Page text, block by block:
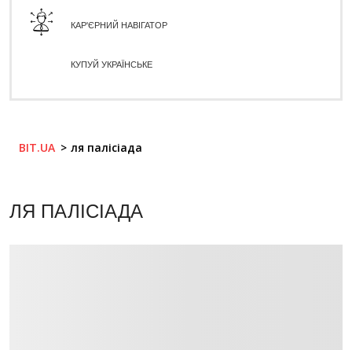
КАР'ЄРНИЙ НАВІГАТОР
КУПУЙ УКРАЇНСЬКЕ
BIT.UA ля палісіада
ЛЯ ПАЛІСІАДА